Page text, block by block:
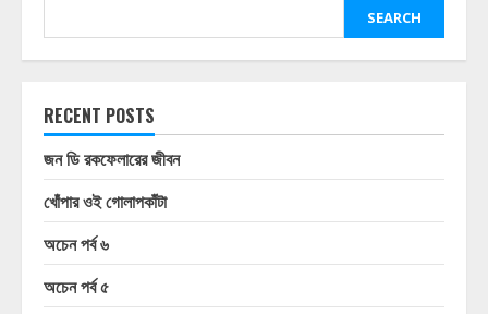
SEARCH
RECENT POSTS
জন ডি রকফেলারের জীবন
খোঁপার ওই গোলাপকাঁটা
অচেন পর্ব ৬
অচেন পর্ব ৫